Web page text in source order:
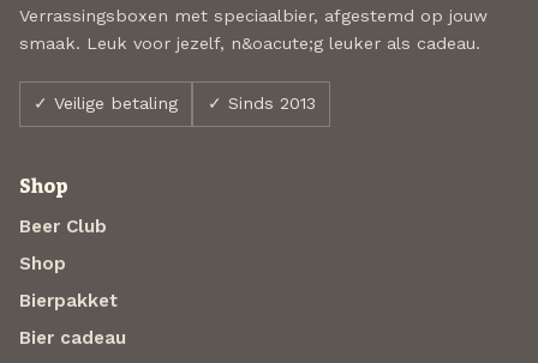
Verrassingsboxen met speciaalbier, afgestemd op jouw
smaak. Leuk voor jezelf, n&oacute;g leuker als cadeau.
✓ Veilige betaling ✓ Sinds 2013
Shop
Beer Club
Shop
Bierpakket
Bier cadeau